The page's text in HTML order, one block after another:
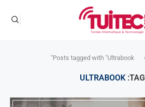
Posts tagged with "Ultrabook"
TAG:
ULTRABOOK